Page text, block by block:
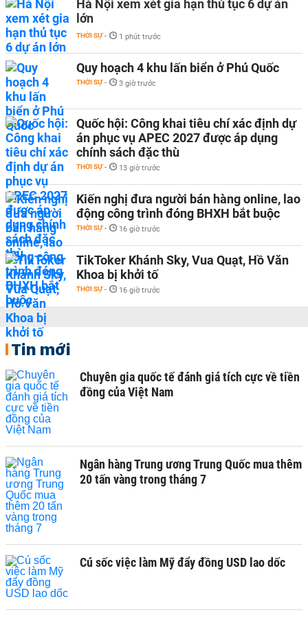
Hà Nội xem xét gia hạn thủ tục 6 dự án
lớn
THỜI SỰ - 1 phút trước
Quy hoạch 4 khu lấn biển ở Phú Quốc
THỜI SỰ - 3 giờ trước
Quốc hội: Công khai tiêu chí xác định dự
án phục vụ APEC 2027 được áp dụng
chính sách đặc thù
THỜI SỰ - 13 giờ trước
Kiến nghị đưa người bán hàng online, lao
động công trình đóng BHXH bắt buộc
THỜI SỰ - 16 giờ trước
TikToker Khánh Sky, Vua Quạt, Hồ Văn
Khoa bị khởi tố
THỜI SỰ - 16 giờ trước
Tin mới
Chuyên gia quốc tế đánh giá tích cực về tiền
đồng của Việt Nam
Ngân hàng Trung ương Trung Quốc mua thêm
20 tấn vàng trong tháng 7
Cú sốc việc làm Mỹ đẩy đồng USD lao dốc